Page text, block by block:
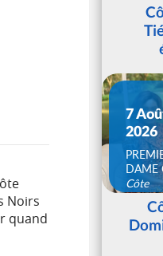
Noirs
quand
7
2026
DAME
Côte
d'Ivoire